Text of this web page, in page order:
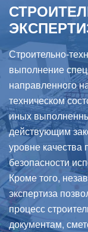
Строительно-
выполнение
направленного
техническом
иных
действующим
уровне качества
безопасности
Кроме того,
экспертиза
процесс
документам,